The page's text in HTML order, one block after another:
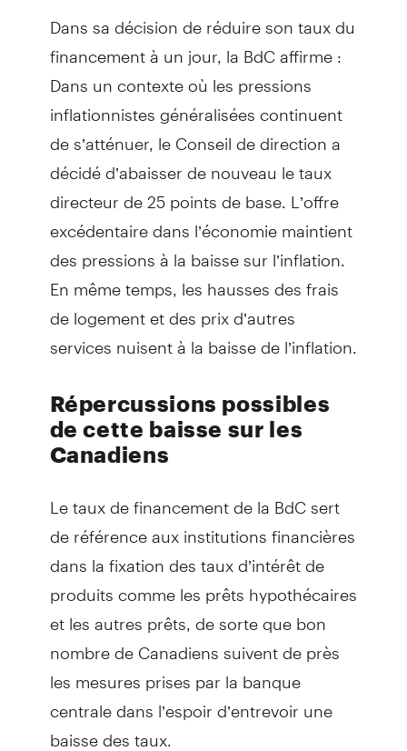
Dans sa décision de réduire son taux du
financement à un jour, la BdC affirme :
Dans un contexte où les pressions
inflationnistes généralisées continuent
de s’atténuer, le Conseil de direction a
décidé d’abaisser de nouveau le taux
directeur de 25 points de base. L’offre
excédentaire dans l’économie maintient
des pressions à la baisse sur l’inflation.
En même temps, les hausses des frais
de logement et des prix d’autres
services nuisent à la baisse de l’inflation.
Répercussions possibles
de cette baisse sur les
Canadiens
Le taux de financement de la BdC sert
de référence aux institutions financières
dans la fixation des taux d’intérêt de
produits comme les prêts hypothécaires
et les autres prêts, de sorte que bon
nombre de Canadiens suivent de près
les mesures prises par la banque
centrale dans l’espoir d’entrevoir une
baisse des taux.